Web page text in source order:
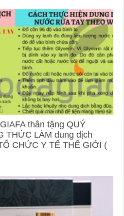
thân tặng QUÝ
THỨC LÀM dung dịch
CHỨC Y TẾ THẾ GIỚI (